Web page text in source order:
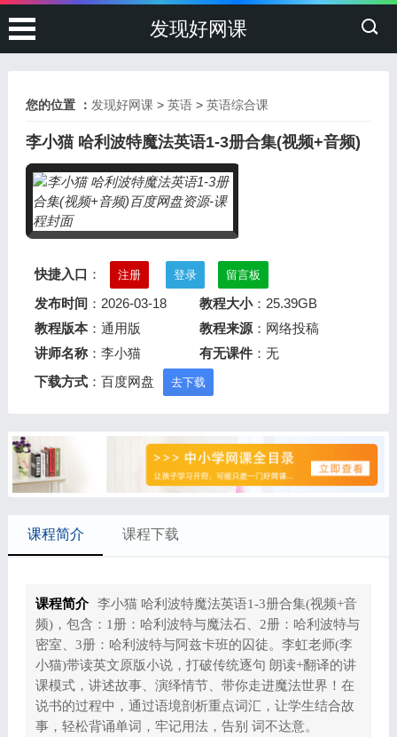
发现好网课
您的位置 ： 发现好网课> 英语> 英语综合课
李小猫 哈利波特魔法英语1-3册合集(视频+音频)
快捷入口 ： 注册 登录 留言板
发布时间 ：2026-03-18 教程大小：25.39GB
教程版本：通用版 教程来源 ：网络投稿
讲师名称：李小猫 有无课件 ：无
下载方式：百度网盘 去下载
课程简介 课程下载
课程简介
李小猫 哈利波特魔法英语1-3册合集(视频+音
频)，包含：1册：哈利波特与魔法石、2册：哈利波特与
密室、3册：哈利波特与阿兹卡班的囚徒。李虹老师(李
小猫)带读英文原版小说，打破传统逐句 朗读+翻译的讲
课模式，讲述故事、演绎情节、带你走进魔法世界！在
说书的过程中，通过语境剖析重点词汇，让学生结合故
事，轻松背诵单词，牢记用法，告别 词不达意。